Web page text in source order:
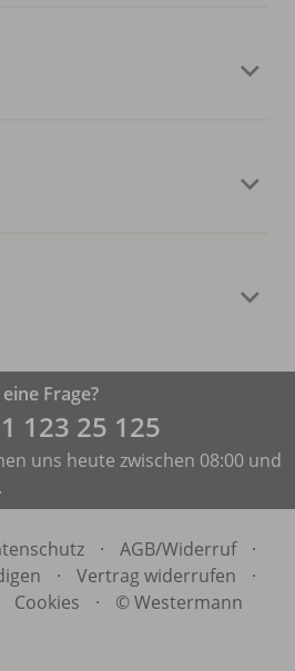
Frage?
­123 25 125
uns heute zwischen 08:00 und
· AGB/Widerruf
·
· Vertrag widerrufen
·
Cookies · © Westermann